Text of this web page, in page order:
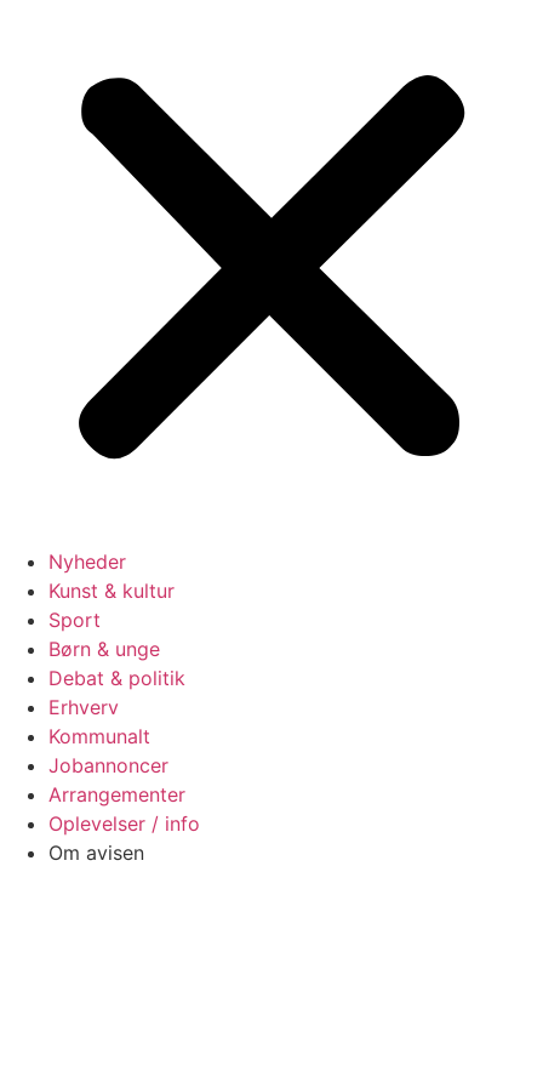
Nyheder
Kunst & kultur
Sport
Børn & unge
Debat & politik
Erhverv
Kommunalt
Jobannoncer
Arrangementer
Oplevelser / info
Om avisen